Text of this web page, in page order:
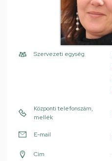
Szervezeti egység
Központi telefonszám,
mellék
E-mail
Cím